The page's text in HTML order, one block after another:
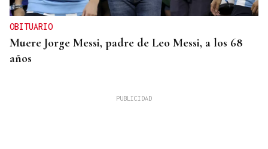
OBITUARIO
Muere Jorge Messi, padre de Leo Messi, a los 68
años